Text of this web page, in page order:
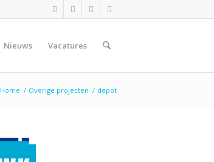
Nieuws Vacatures
Home / Overige projecten / depot